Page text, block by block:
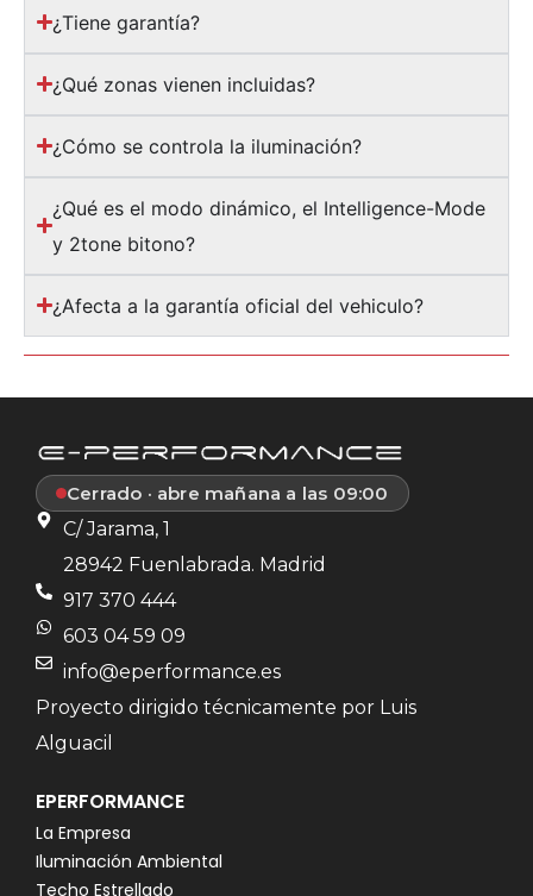
¿Tiene garantía?
¿Qué zonas vienen incluidas?
¿Cómo se controla la iluminación?
¿Qué es el modo dinámico, el Intelligence-Mode
y 2tone bitono?
¿Afecta a la garantía oficial del vehiculo?
Cerrado · abre mañana a las 09:00
C/ Jarama, 1
28942 Fuenlabrada. Madrid
917 370 444
603 04 59 09
info@eperformance.es
Proyecto dirigido técnicamente por Luis
Alguacil
EPERFORMANCE
La Empresa
Iluminación Ambiental
Techo Estrellado